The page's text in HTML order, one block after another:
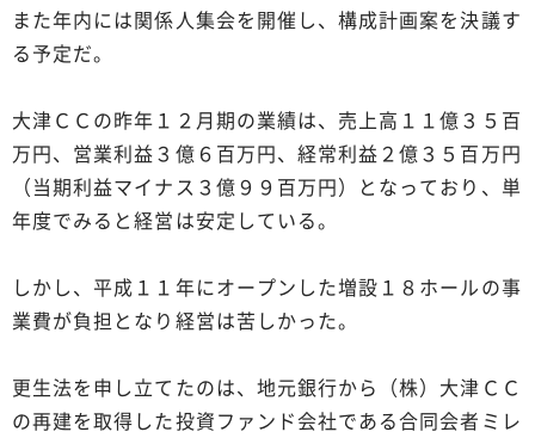
また年内には関係人集会を開催し、構成計画案を決議す
る予定だ。
大津ＣＣの昨年１２月期の業績は、売上高１１億３５百
万円、営業利益３億６百万円、経常利益２億３５百万円
（当期利益マイナス３億９９百万円）となっており、単
年度でみると経営は安定している。
しかし、平成１１年にオープンした増設１８ホールの事
業費が負担となり経営は苦しかった。
更生法を申し立てたのは、地元銀行から（株）大津ＣＣ
の再建を取得した投資ファンド会社である合同会者ミレ